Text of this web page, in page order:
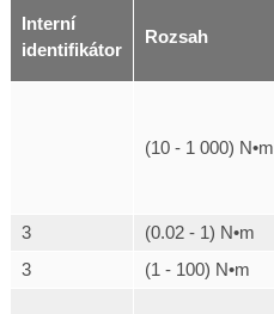
Interní
identifikátor
Rozsah
(10 - 1 000) N•m
3 (0.02 - 1) N•m
3
(1 - 100) N•m